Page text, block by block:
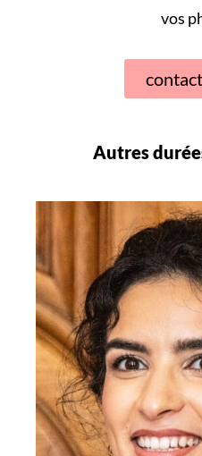
vos
Autres